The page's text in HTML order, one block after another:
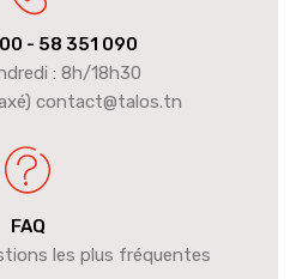
- 58 351 090
: 8h/18h30
contact@talos.tn
FAQ
les plus fréquentes